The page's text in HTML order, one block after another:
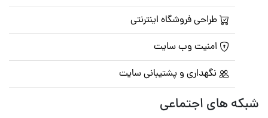
طراحی فروشگاه اینترنتی
امنیت وب سایت
نگهداری و پشتیبانی سایت
شبکه های اجتماعی